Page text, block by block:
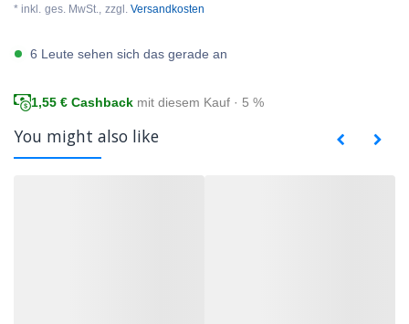
* inkl. ges. MwSt., zzgl. Versandkosten
6 Leute sehen sich das gerade an
1,55 € Cashback mit diesem Kauf · 5 %
You might also like